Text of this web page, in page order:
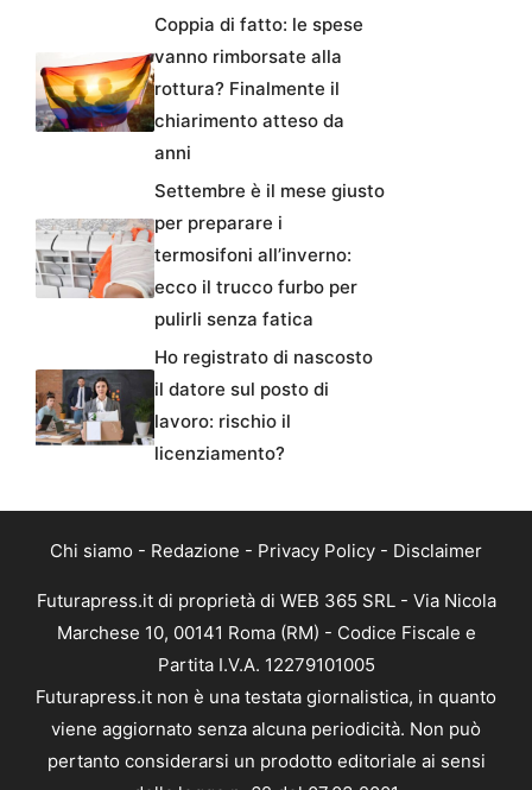
Coppia di fatto: le spese
vanno rimborsate alla
rottura? Finalmente il
chiarimento atteso da
anni
Settembre è il mese giusto
per preparare i
termosifoni all’inverno:
ecco il trucco furbo per
pulirli senza fatica
Ho registrato di nascosto
il datore sul posto di
lavoro: rischio il
licenziamento?
Chi siamo - Redazione - Privacy Policy - Disclaimer
Futurapress.it di proprietà di WEB 365 SRL - Via Nicola
Marchese 10, 00141 Roma (RM) - Codice Fiscale e
Partita I.V.A. 12279101005
Futurapress.it non è una testata giornalistica, in quanto
viene aggiornato senza alcuna periodicità. Non può
pertanto considerarsi un prodotto editoriale ai sensi